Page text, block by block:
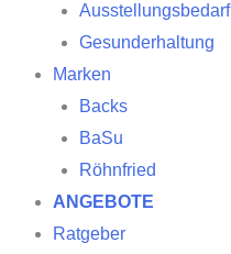
Ausstellungsbedarf
Gesunderhaltung
Marken
Backs
BaSu
Röhnfried
ANGEBOTE
Ratgeber